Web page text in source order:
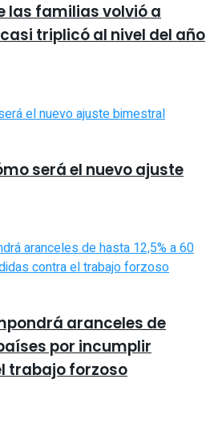
las familias volvió a
triplicó al nivel del año
será el nuevo ajuste
aranceles de
por incumplir
trabajo forzoso